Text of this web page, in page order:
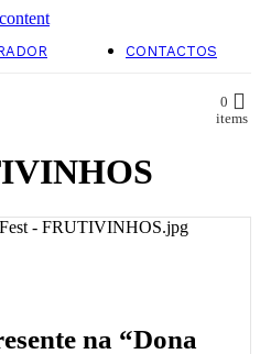
CONTACTOS
0
items
na “Dona